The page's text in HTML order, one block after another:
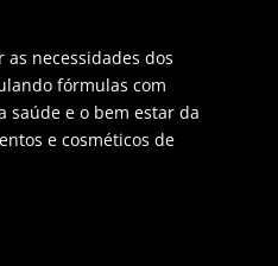
as necessidades dos
fórmulas com
saúde e o bem estar da
e cosméticos de